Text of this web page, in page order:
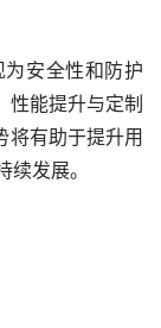
安全性和防护
性能提升与定制
将有助于提升用
发展。